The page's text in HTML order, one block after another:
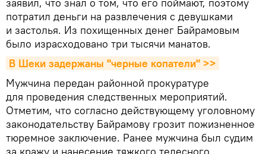
потратил деньги на развлечения с девушками
и застолья. Из похищенных денег Байрамовым
было израсходовано три тысячи манатов.
В Шеки задержаны "черные копатели" >>
Мужчина передан районной прокуратуре
для проведения следственных мероприятий.
Отметим, что согласно действующему уголовному
законодательству Байрамову грозит пожизненное
тюремное заключение. Ранее мужчина был судим
за кражу и нанесение тяжкого телесного